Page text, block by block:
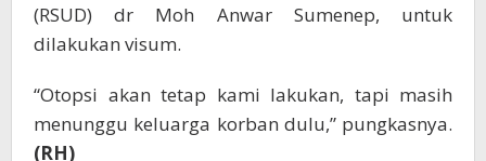
(RSUD) dr Moh Anwar Sumenep, untuk
dilakukan visum.
“Otopsi akan tetap kami lakukan, tapi masih
menunggu keluarga korban dulu,” pungkasnya.
(RH)